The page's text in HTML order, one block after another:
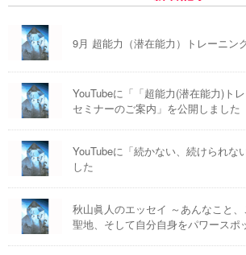
9月 超能力（潜在能力）トレーニン
YouTubeに「「超能力(潜在能力)ト
セミナーのご案内」を公開しました
YouTubeに「続かない、続けられな
した
秋山眞人のエッセイ ～あんなこと
聖地、そして自分自身をパワースポ